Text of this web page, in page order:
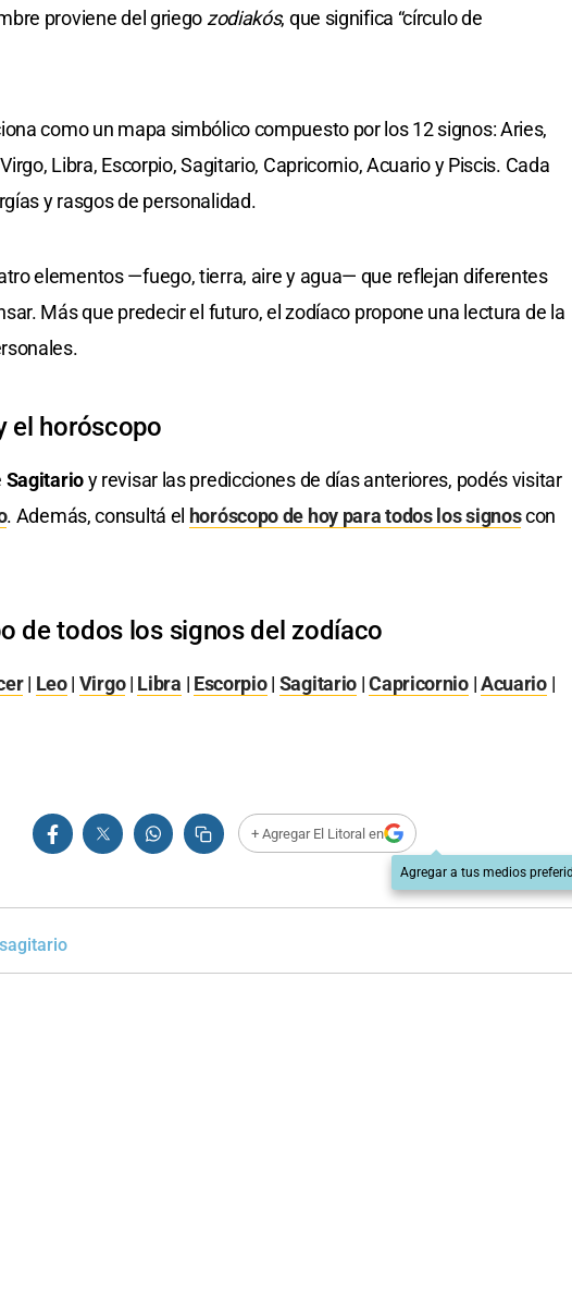
proviene del griegozodiakós, que significa “círculo de
como un mapa simbólico compuesto por los 12 signos: Aries,
Libra, Escorpio, Sagitario, Capricornio, Acuario y Piscis. Cada
y rasgos de personalidad.
elementos —fuego, tierra, aire y agua— que reflejan diferentes
Más que predecir el futuro, el zodíaco propone una lectura de la
el horóscopo
Sagitarioy revisar las predicciones de días anteriores, podés visitar
. Además, consultá el horóscopo de hoy para todos los signoscon
de todos los signos del zodíaco
| Leo| Virgo| Libra | Escorpio| Sagitario |Capricornio|Acuario|
+ Agregar El Litoral en
Agregar a tus medios
sagitario